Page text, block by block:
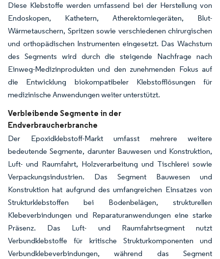
Diese Klebstoffe werden umfassend bei der Herstellung von
Endoskopen, Kathetern, Atherektomiegeräten, Blut-
Wärmetauschern, Spritzen sowie verschiedenen chirurgischen
und orthopädischen Instrumenten eingesetzt. Das Wachstum
des Segments wird durch die steigende Nachfrage nach
Einweg-Medizinprodukten und den zunehmenden Fokus auf
die Entwicklung biokompatibeler Klebstofflösungen für
medizinische Anwendungen weiter unterstützt.
Verbleibende Segmente in der
Endverbraucherbranche
Der Epoxidklebstoff-Markt umfasst mehrere weitere
bedeutende Segmente, darunter Bauwesen und Konstruktion,
Luft- und Raumfahrt, Holzverarbeitung und Tischlerei sowie
Verpackungsindustrien. Das Segment Bauwesen und
Konstruktion hat aufgrund des umfangreichen Einsatzes von
Strukturklebstoffen bei Bodenbelägen, strukturellen
Klebeverbindungen und Reparaturanwendungen eine starke
Präsenz. Das Luft- und Raumfahrtsegment nutzt
Verbundklebstoffe für kritische Strukturkomponenten und
Verbundklebeverbindungen, während das Segment